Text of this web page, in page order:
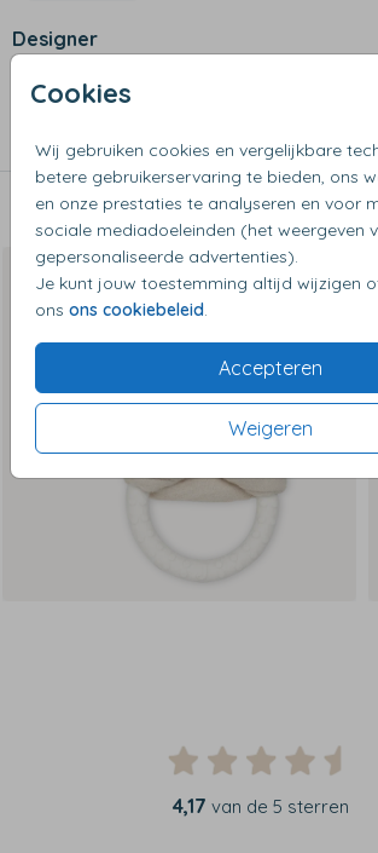
Cookies
Wij gebruiken cookies en vergelijkbare
betere gebruikerservaring te bieden, ons
en onze prestaties te analyseren en voor
sociale mediadoeleinden (het weergeven
gepersonaliseerde advertenties).
Je kunt jouw toestemming altijd wijzigen
ons ons cookiebeleid.
Accepteren
Weigeren
Productspecificaties
- Merk: Jollein
- Materiaal: Katoen & siliconen
- Met oortjes
Designer
Collectie
Dit vind je misschien ook leuk
Bijtring
4,17 van de 5 sterren